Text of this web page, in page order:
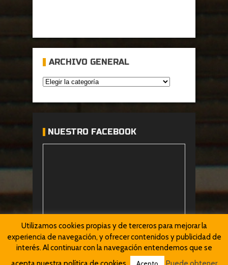
ARCHIVO GENERAL
NUESTRO FACEBOOK
Utilizamos cookies propias y de terceros para mejorar la
experiencia de navegación, y ofrecer contenidos y publicidad de
interés. Al continuar con la navegación entendemos que se